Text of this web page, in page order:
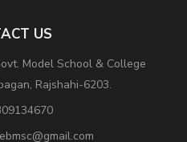
US
Model School & College
Rajshahi-6203.